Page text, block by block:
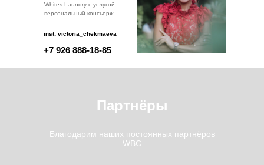
Whites Laundry с услугой
персональный консьерж
+7 926 888-18-85
inst: victoria_chekmaeva
Партнёры
Благодарим наших постоянных партнёров
WBC